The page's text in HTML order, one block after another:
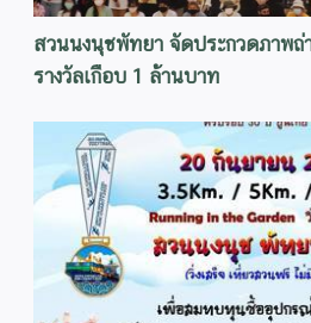
สวนนงนุชพัทยา จัดประกวดภาพถ่
รางวัลเกือบ 1 ล้านบาท